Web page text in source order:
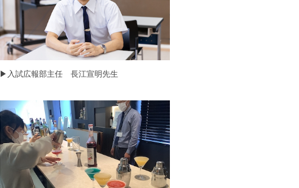
▶︎入試広報部主任 長江宣明先生